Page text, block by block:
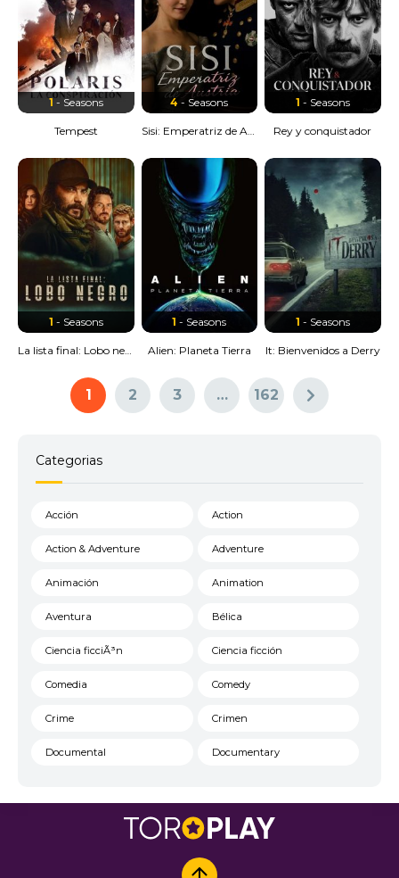
1- Seasons
Tempest
4- Seasons
Sisi: Emperatriz de Austria
1 - Seasons
Rey y conquistador
1 - Seasons
La lista final: Lobo negro
1- Seasons
Alien: Planeta Tierra
1 - Seasons
It: Bienvenidos a Derry
1 2 3 … 162
Categorias
Acción Action
Action & Adventure Adventure
Animación Animation
Aventura Bélica
Ciencia ficciÃ³n Ciencia ficción
Comedia Comedy
Crime Crimen
Documental Documentary
Familia